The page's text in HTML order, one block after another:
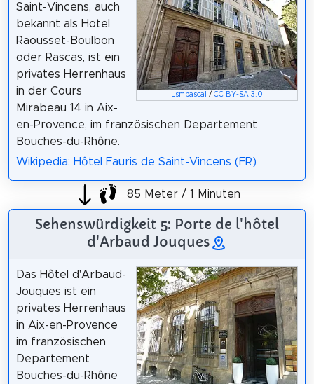
Lsmpascal /CC BY-SA 3.0
Saint-Vincens, auch
bekannt als Hotel
Raousset-Boulbon
oder Rascas, ist ein
privates Herrenhaus
in der Cours
Mirabeau 14 in Aix-
en-Provence, im französischen Departement
Bouches-du-Rhône.
Wikipedia: Hôtel Fauris de Saint-Vincens (FR)
85 Meter / 1 Minuten
Sehenswürdigkeit 5: Porte de l'hôtel
d'Arbaud Jouques
Das Hôtel d'Arbaud-
Jouques ist ein
privates Herrenhaus
in Aix-en-Provence
im französischen
Departement
Bouches-du-Rhône